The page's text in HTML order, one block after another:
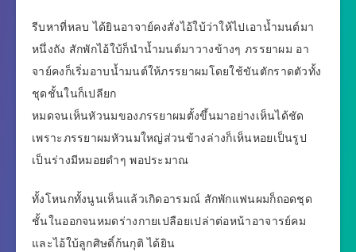
รีบหาที่หลบ ได้ยินอาจาย์คงสั่งไอ้ใบ้ว่าให้ไปเอาน้ำมนต์มา
หนึ่งถัง สักพักไอ้ใบ้ก็นำน้ำมนต์มาวางข้างๆ ภรรยาผม อา
จาย์คงก็เริ่มอาบน้ำมนต์ให้ภรรยาผมโดยใช้ขันตักราดตัวทั้ง
ชุดชั้นในก็เปลียก
หมดจนเห็นหัวนมของภรรยาผมตั้งขึ้นมาอย่างเห็นได้ชัด
เพราะภรรยาผมหัวนมใหญ่ส่วนข้างล่างก็เห็นหอยเป็นรูป
เป็นร่างมีหมอยดำๆ พอประมาณ
ทั้งโหนกทั้งนูนเห็นแล้วเกิดอารมณ์ สักพักแฟนผมก็ถอดชุด
ชั้นในออกจนหมดร่างกายเปลือยเปล่าต่อหน้าอาจารย์คม
และไอ้ใบ้ลูกศิษดิ์ก้นกุติ ได้ยิน